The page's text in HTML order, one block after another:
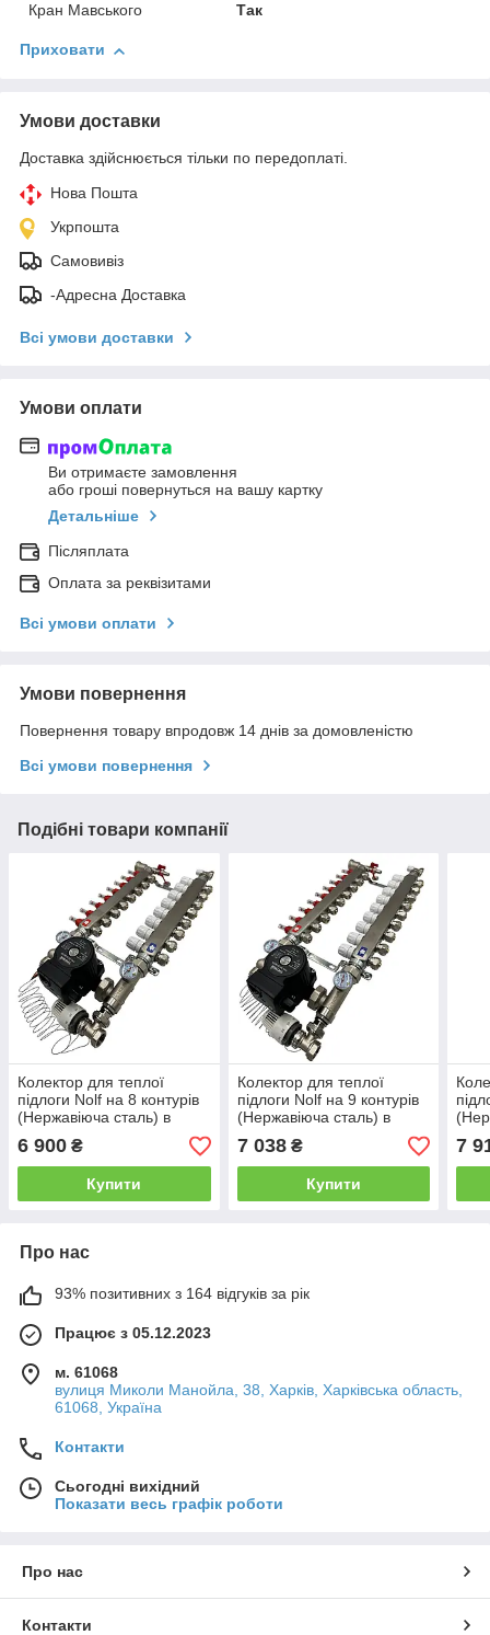
Кран Мавського
Так
Приховати
Умови доставки
Доставка здійснюється тільки по передоплаті.
Нова Пошта
Укрпошта
Самовивіз
-Адресна Доставка
Всі умови доставки
Умови оплати
Ви отримаєте замовлення
або гроші повернуться на вашу картку
Детальніше
Післяплата
Оплата за реквізитами
Всі умови оплати
Умови повернення
Повернення товару впродовж 14 днів за домовленістю
Всі умови повернення
Подібні товари компанії
Колектор для теплої
підлоги Nolf на 8 контурів
(Нержавіюча сталь) в
зборі з насосом (бічне
підключення) Німеччина
6 900 ₴
Купити
Колектор для теплої
підлоги Nolf на 9 контурів
(Нержавіюча сталь) в
зборі з насосом (бічне
підключення) Німеччина
7 038₴
Купити
7
Про нас
93% позитивних з 164 відгуків за рік
Працює з 05.12.2023
м. 61068
вулиця Миколи Манойла, 38, Харків, Харківська область,
61068, Україна
Контакти
Сьогодні вихідний
Показати весь графік роботи
Про нас
Контакти